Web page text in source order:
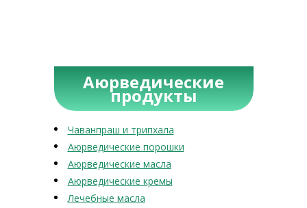
Аюрведические
продукты
Чаванпраш и трипхала
Аюрведические порошки
Аюрведические масла
Аюрведические кремы
Лечебные масла